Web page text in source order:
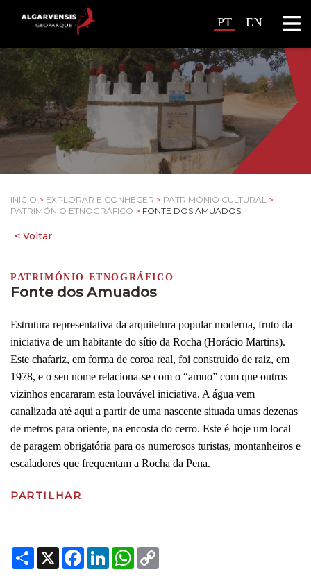
PT EN
INÍCIO > EXPLORAR E CONHECER > PATRIMÓNIO CULTURAL >
PATRIMÓNIO ETNOGRÁFICO > FONTE DOS AMUADOS
PATRIMÓNIO ETNOGRÁFICO
Fonte dos Amuados
Estrutura representativa da arquitetura popular moderna, fruto da
iniciativa de um habitante do sítio da Rocha (Horácio Martins).
Este chafariz, em forma de coroa real, foi construído de raiz, em
1978, e o seu nome relaciona-se com o “amuo” com que outros
vizinhos encararam esta louvável iniciativa. A água vem
canalizada até aqui a partir de uma nascente situada umas dezenas
de metros para oriente, na encosta do cerro. Este é hoje um local
de paragem obrigatória para os numerosos turistas, montanheiros e
escaladores que frequentam a Rocha da Pena.
PARTILHAR
Share
X Facebook
LinkedInWhatsApp